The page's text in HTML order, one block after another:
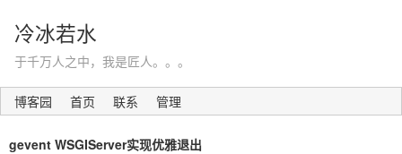
冷冰若水
于千万人之中，我是匠人。。。
博客园 首页 联系 管理
gevent WSGIServer实现优雅退出